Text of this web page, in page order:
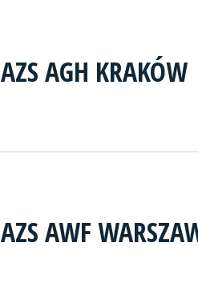
AZS AGH KRAKÓW
AZS AWF